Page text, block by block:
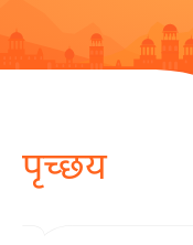
पृच्छय